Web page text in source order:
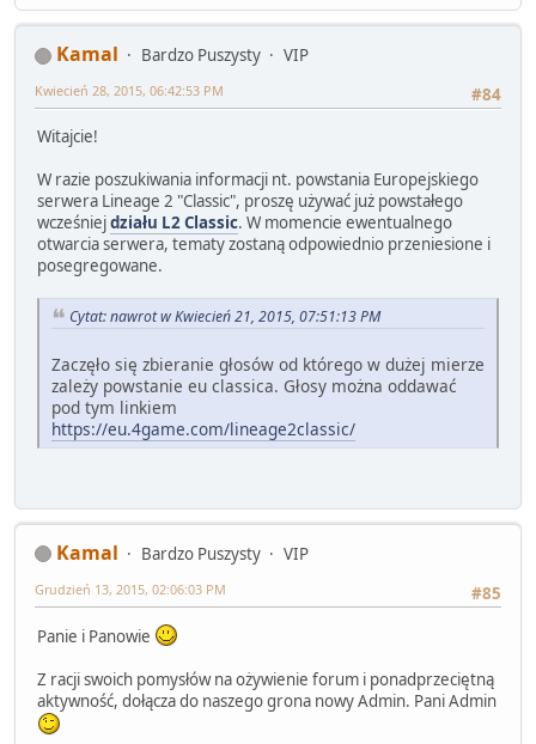
Kamal Bardzo Puszysty
VIP
#84
Kwiecień 28, 2015, 06:42:53 PM
Witajcie!
W razie poszukiwania informacji nt. powstania Europejskiego
serwera Lineage 2 "Classic", proszę używać już powstałego
wcześniejdziału L2 Classic. W momencie ewentualnego
otwarcia serwera, tematy zostaną odpowiednio przeniesione i
posegregowane.
Cytat: nawrot w Kwiecień 21, 2015, 07:51:13 PM
Zaczęło się zbieranie głosów od którego w dużej mierze
zależy powstanie eu classica. Głosy można oddawać
pod tym linkiem
https://eu.4game.com/lineage2classic/
Kamal Bardzo Puszysty
VIP
#85
Grudzień 13, 2015, 02:06:03 PM
Panie i Panowie
Z racji swoich pomysłów na ożywienie forum i ponadprzeciętną
aktywność, dołącza do naszego grona nowy Admin. Pani Admin